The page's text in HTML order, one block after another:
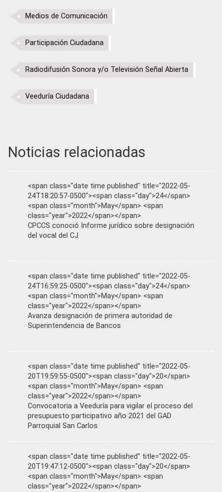
Medios de Comunicación
Participación Ciudadana
Radiodifusión Sonora y/o Televisión Señal Abierta
Veeduría Ciudadana
Noticias relacionadas
<span class="date time published" title="2022-05-
24T18:20:57-0500"><span class="day">24</span>
<span class="month">May</span> <span
class="year">2022</span></span>
CPCCS conoció Informe jurídico sobre designación
del vocal del CJ
<span class="date time published" title="2022-05-
24T16:59:25-0500"><span class="day">24</span>
<span class="month">May</span> <span
class="year">2022</span></span>
Avanza designación de primera autoridad de
Superintendencia de Bancos
<span class="date time published" title="2022-05-
20T19:59:55-0500"><span class="day">20</span>
<span class="month">May</span> <span
class="year">2022</span></span>
Convocatoria a Veeduría para vigilar el proceso del
presupuesto participativo año 2021 del GAD
Parroquial San Carlos
<span class="date time published" title="2022-05-
20T19:47:12-0500"><span class="day">20</span>
<span class="month">May</span> <span
class="year">2022</span></span>